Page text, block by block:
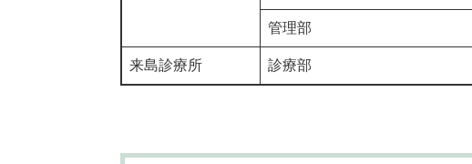
管理部
来島診療所 診療部